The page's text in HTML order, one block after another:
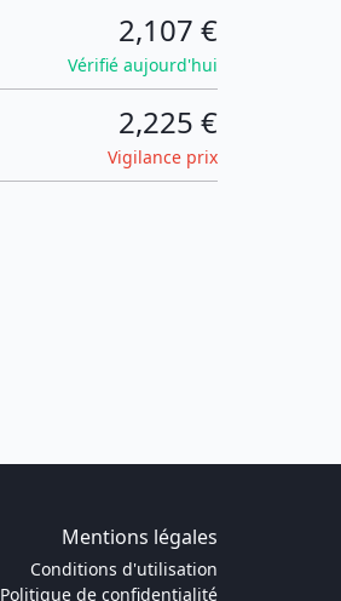
2,107 €
Vérifié aujourd'hui
2,225 €
Vigilance prix
Mentions légales
Conditions d'utilisation
Politique de confidentialité